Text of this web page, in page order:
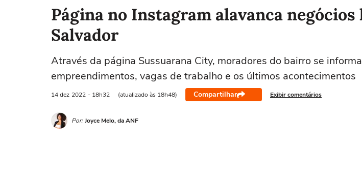
Página no Instagram alavanca negócios
Salvador
Através da página Sussuarana City, moradores do bairro se
empreendimentos, vagas de trabalho e os últimos acontecimentos
14 dez 2022 - 18h32 (atualizado às 18h48) Compartilhar Exibir comentários
Por: Joyce Melo, da ANF